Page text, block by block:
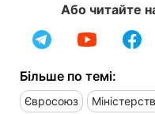
Або читайте
Більше по темі:
Євросоюз